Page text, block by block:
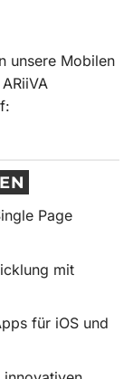
unsere Mobilen
Page
mit
für iOS und